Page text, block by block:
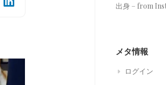
出身 – from
メタ情報
ログイン